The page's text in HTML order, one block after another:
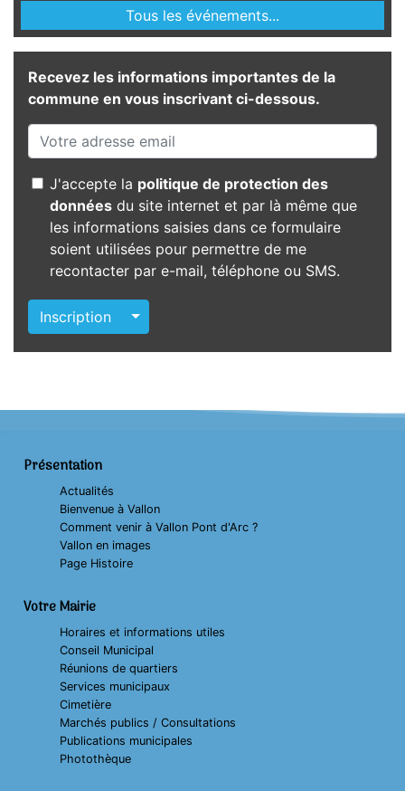
Tous les événements...
Recevez les informations importantes de la
commune en vous inscrivant ci-dessous.
J'accepte la politique de protection des
données du site internet et par là même que
les informations saisies dans ce formulaire
soient utilisées pour permettre de me
recontacter par e-mail, téléphone ou SMS.
Inscription Autres actions
Présentation
Actualités
Bienvenue à Vallon
Comment venir à Vallon Pont d'Arc ?
Vallon en images
Page Histoire
Votre Mairie
Horaires et informations utiles
Conseil Municipal
Réunions de quartiers
Services municipaux
Cimetière
Marchés publics / Consultations
Publications municipales
Photothèque